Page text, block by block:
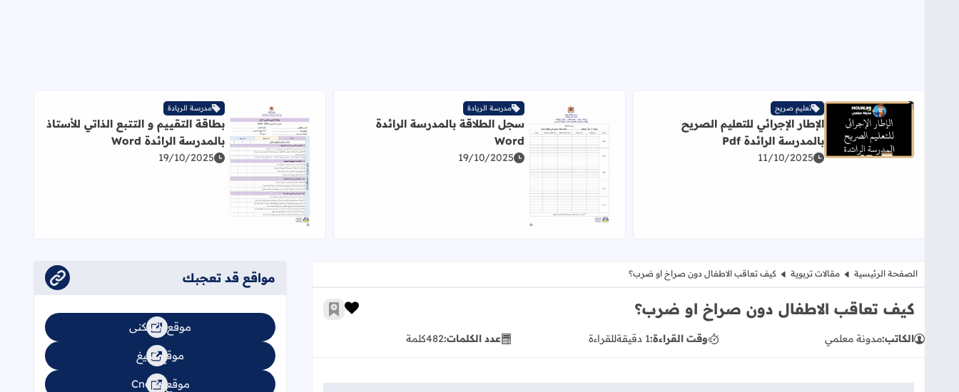
اقرأ المزيد عن الإطار الإجرائي للتعليم الصريح بالمدرسة الرائدة Pdf
تعليم صريح
الإطار الإجرائي للتعليم الصريح
بالمدرسة الرائدة Pdf
11/10/2025
اقرأ المزيد عن سجل الطلاقة بالمدرسة الرائدة Word
مدرسة الريادة
سجل الطلاقة بالمدرسة الرائدة
Word
19/10/2025
مدرسة الريادة
بطاقة التقييم و التتبع الذاتي للأستاذ
بالمدرسة الرائدة Word
19/10/2025
الصفحة الرئيسية مقالات تربوية كيف تعاقب الاطفال دون صراخ او ضرب؟
كيف تعاقب الاطفال دون صراخ او ضرب؟ زر الإعجاب
أضف إلى العلامات المرجعية
الكاتب:مدونة معلمي وقت القراءة:1 دقيقة للقراءة عدد الكلمات:482كلمة
مواقع قد تعجبك
موقع السكنى
موقع تبليغ
موقع Cnops